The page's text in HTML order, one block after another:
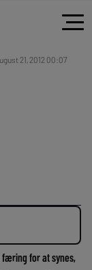
21, 2012 00:07
færing for at synes,